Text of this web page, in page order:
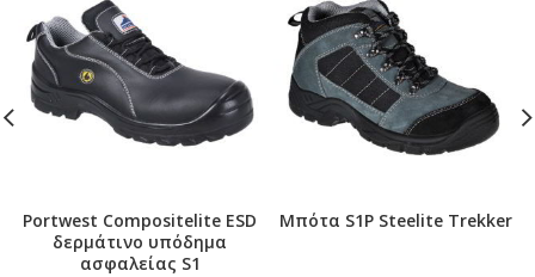
Portwest Compositelite ESD
δερμάτινο υπόδημα
ασφαλείας S1
Μπότα S1Ρ Steelite Trekker